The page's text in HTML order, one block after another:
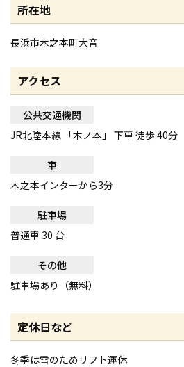
所在地
長浜市木之本町大音
アクセス
公共交通機関
JR北陸本線 「木ノ本」 下車 徒歩 40分
車
木之本インターから3分
駐車場
普通車 30 台
その他
駐車場あり（無料）
定休日など
冬季は雪のためリフト運休